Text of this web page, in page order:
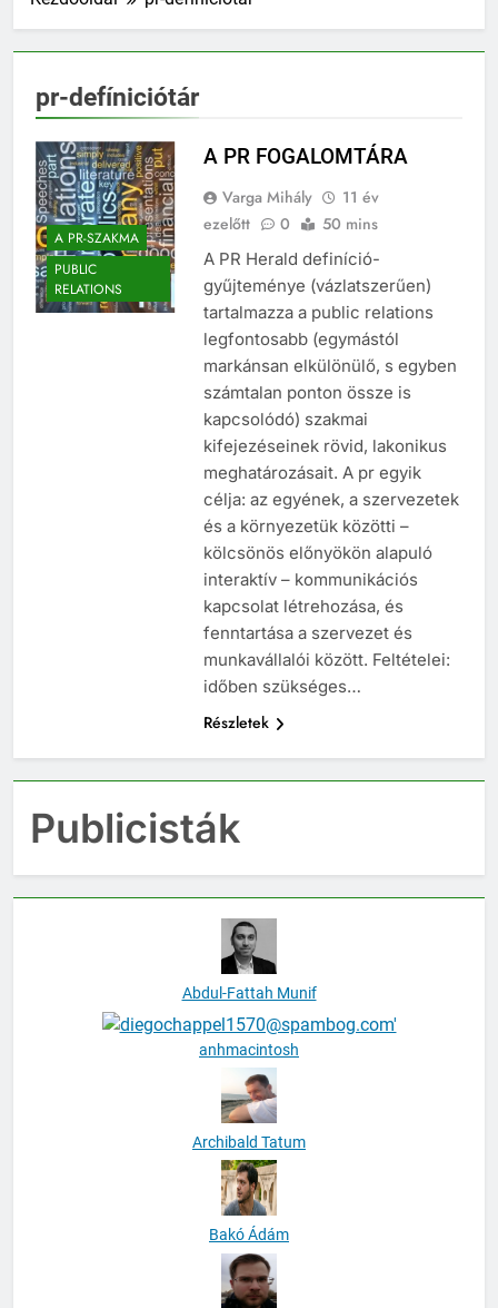
pr-defíniciótár
A PR-SZAKMA
PUBLIC
RELATIONS
A PR FOGALOMTÁRA
Varga Mihály
11 év
ezelőtt
0 50 mins
A PR Herald definíció-
gyűjteménye (vázlatszerűen)
tartalmazza a public relations
legfontosabb (egymástól
markánsan elkülönülő, s egyben
számtalan ponton össze is
kapcsolódó) szakmai
kifejezéseinek rövid, lakonikus
meghatározásait. A pr egyik
célja: az egyének, a szervezetek
és a környezetük közötti –
kölcsönös előnyökön alapuló
interaktív – kommunikációs
kapcsolat létrehozása, és
fenntartása a szervezet és
munkavállalói között. Feltételei:
időben szükséges…
Részletek
Publicisták
Abdul-Fattah Munif
anhmacintosh
Archibald Tatum
Bakó Ádám